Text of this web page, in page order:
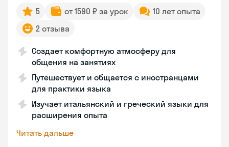
5 от 1590 ₽ за урок
10 лет опыта
2 отзыва
Создает комфортную атмосферу для
общения на занятиях
Путешествует и общается с иностранцами
для практики языка
Изучает итальянский и греческий языки для
расширения опыта
Читать дальше